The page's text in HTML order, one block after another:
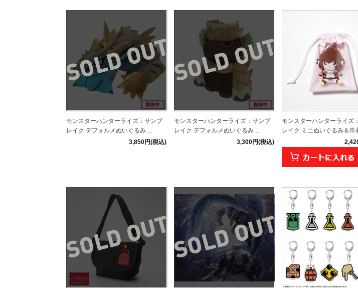
モンスターハンターライズ：サンブ
レイク デフォルメぬいぐるみ ...
3,850円(税込)
モンスターハンターライズ：サンブ
レイク デフォルメぬいぐるみ ...
3,300円(税込)
モンスターハンターライズ
レイク ミニぬいぐるみ＆巾